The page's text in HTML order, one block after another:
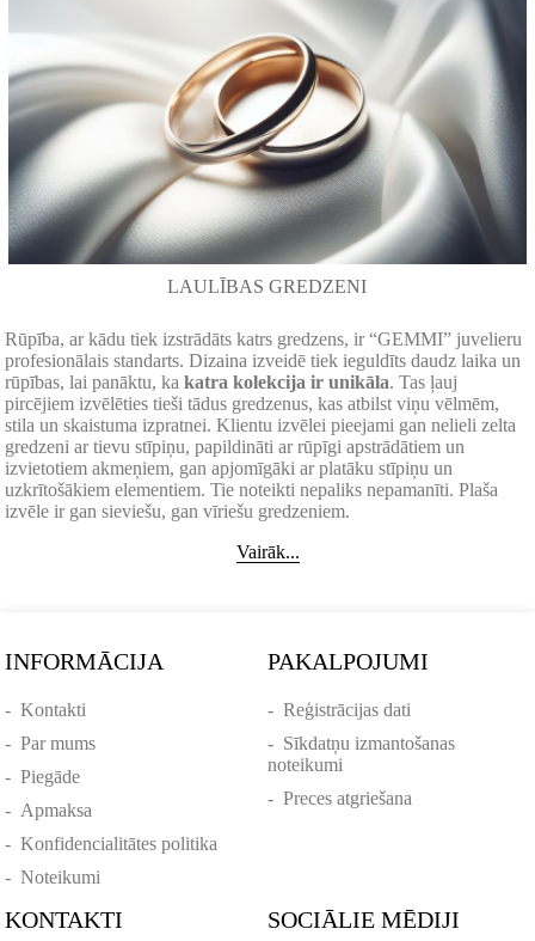
LAULĪBAS GREDZENI
Rūpība, ar kādu tiek izstrādāts katrs gredzens, ir “GEMMI” juvelieru
profesionālais standarts. Dizaina izveidē tiek ieguldīts daudz laika un
rūpības, lai panāktu, kakatra kolekcija ir unikāla. Tas ļauj
pircējiem izvēlēties tieši tādus gredzenus, kas atbilst viņu vēlmēm,
stila un skaistuma izpratnei. Klientu izvēlei pieejami gan nelieli zelta
gredzeni ar tievu stīpiņu, papildināti ar rūpīgi apstrādātiem un
izvietotiem akmeņiem, gan apjomīgāki ar platāku stīpiņu un
uzkrītošākiem elementiem. Tie noteikti nepaliks nepamanīti. Plaša
izvēle ir gan sieviešu, gan vīriešu gredzeniem.
Vairāk...
INFORMĀCIJA
-Kontakti
-Par mums
-Piegāde
- Apmaksa
-Konfidencialitātes politika
-Noteikumi
PAKALPOJUMI
- Reģistrācijas dati
- Sīkdatņu izmantošanas
noteikumi
- Preces atgriešana
KONTAKTI SOCIĀLIE MĒDIJI